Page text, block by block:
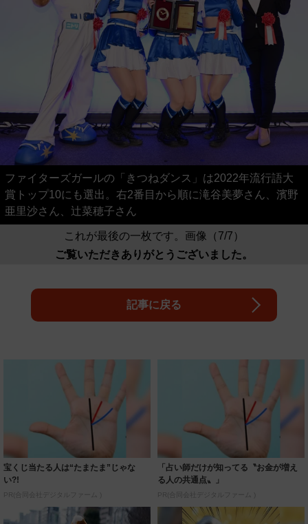
ファイターズガールの「きつねダンス」は2022年流行語大
賞トップ10にも選出。右2番目から順に滝谷美夢さん、濱野
亜里沙さん、辻菜穂子さん
これが最後の一枚です。画像（7/7）
ご覧いただきありがとうございました。
記事に戻る
宝くじ当たる人は“たまたま”じゃな
い?!
PR(合同会社デジタルファーム )
「占い師だけが知ってる〝お金が増え
る人の共通点〟」
PR(合同会社デジタルファーム )